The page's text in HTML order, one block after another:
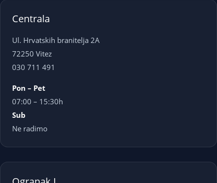
Centrala
Ul. Hrvatskih branitelja 2A
72250 Vitez
030 711 491
Pon – Pet
07:00 – 15:30h
Sub
Ne radimo